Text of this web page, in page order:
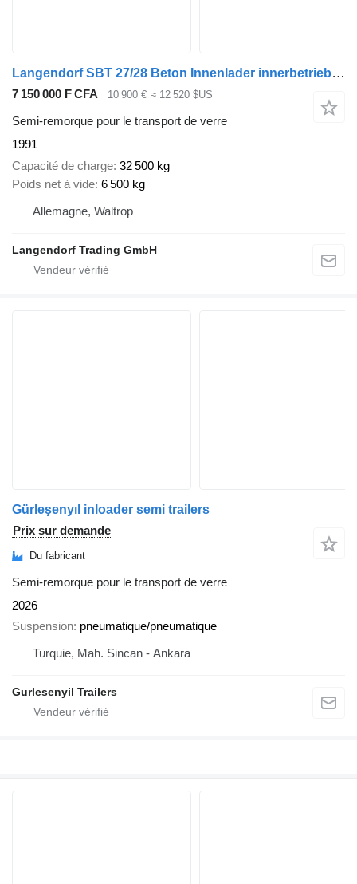
Langendorf SBT 27/28 Beton Innenlader innerbetrieblichen Einsatz
7 150 000 F CFA 10 900 € ≈ 12 520 $US
Semi-remorque pour le transport de verre
1991
Capacité de charge 32 500 kg
Poids net à vide 6 500 kg
Allemagne, Waltrop
Langendorf Trading GmbH
Gürleşenyıl inloader semi trailers
Prix sur demande
Du fabricant
Semi-remorque pour le transport de verre
2026
Suspension pneumatique/pneumatique
Turquie, Mah. Sincan - Ankara
Gurlesenyil Trailers